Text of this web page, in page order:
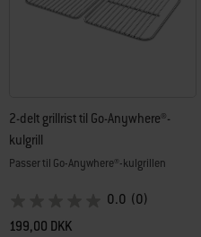
2-delt grillrist til Go-Anywhere®-
kulgrill
Passer til Go-Anywhere®-kulgrillen
0.0 (0)
199,00 DKK